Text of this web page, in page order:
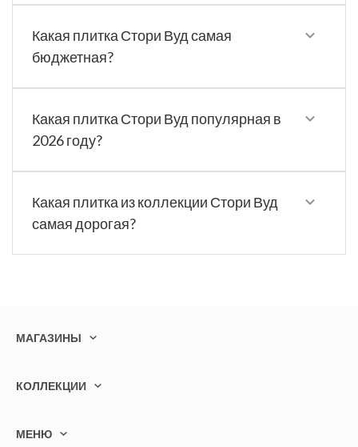
Какая плитка Стори Вуд самая
бюджетная?
Какая плитка Стори Вуд популярная в
2026 году?
Какая плитка из коллекции Стори Вуд
самая дорогая?
МАГАЗИНЫ
КОЛЛЕКЦИИ
МЕНЮ